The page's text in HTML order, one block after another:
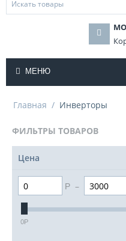
МЕНЮ
Главная / Инверторы
ФИЛЬТРЫ ТОВАРОВ
Цена
Р –
0Р